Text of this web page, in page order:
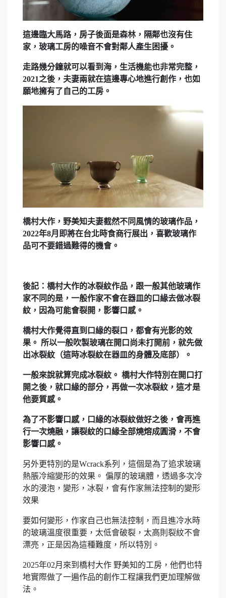
這邊臨大馬路，房子後面是森林，隔鄰也沒有住
家，玻璃工房的噪音不會對鄰人產生困擾。
走路幾分鐘就可以看到海，生活機能也非常完整，
2021之後，夫妻兩就在這邊專心地進行創作，也如
願地擁有了自己的工房。
橋村大作，野美知夫妻截然不同風情的玻璃作品，
2022年8月即將在台北時食商行展出，喜歡玻璃作
品可不要錯過難得的機會。
後記：橋村大作的冰裂紋作品，跟一般其他玻璃作
家不同的是，一般作家不會在器皿的口緣去做冰裂
紋，因為可能會裂開，影響口感。
橋村大作覺得直到口緣的裂口，都會有光影的效
果。 所以一般吹製玻璃在開口尚未打開前，就先做
出冰裂紋（這時冰裂紋在器皿的身體及底部）。
一般來說就算完成冰裂紋。 橋村大作特別在開口打
開之後，就口緣的部分，再做一次冰裂紋，這才是
他要質感。
為了不影響口感，口緣的冰裂紋做好之後，會再進
行一次燒融，讓裂紋的口緣全部燒熔成圓滑，不會
影響口感。
另外更特別的是Wcrack系列，這個是為了追求玻璃
熱脹冷縮變形的效果。 偏厚的玻璃體，透過多次冷
水的浸泡，變形，冰裂，會有作家無法控制的變形
效果
要如何變形，作家自己也無法控制，而且進冷水時
的玻璃溫度很重要，太低會破裂，太高則裂紋不會
漂亮，正是因為這種難度，所以特別。
2025年02月來到橋村大作 野美知的工房，他們也特
地實際做了一遍作品的創作工程讓我們更加理解做
法。